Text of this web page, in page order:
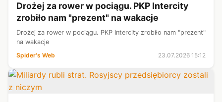
Drożej za rower w pociągu. PKP Intercity
zrobiło nam "prezent" na wakacje
Drożej za rower w pociągu. PKP Intercity zrobiło nam "prezent"
na wakacje
Spider's Web
23.07.2026 15:12